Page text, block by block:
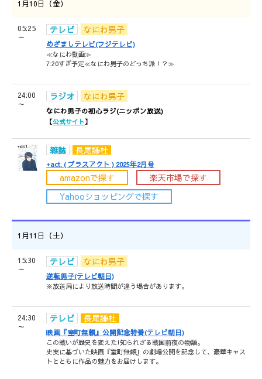
1月10日（金）
05:25
～
テレビ なにわ男子
めざましテレビ(フジテレビ)
≪なにわ動画≫
7:20すぎ予定≪なにわ男子のどっち派！？≫
24:00
～
ラジオ なにわ男子
なにわ男子の初心ラジ(ニッポン放送)
【公式サイト】
雑誌 長尾謙杜
+act. ( プラスアクト ) 2025年2月号
amazonで探す
楽天市場で探す
Yahooショッピングで探す
1月11日（土）
15:30
～
テレビ なにわ男子
逆転男子(テレビ朝日)
※放送局により放送時間が違う場合があります。
24:30
～
テレビ 長尾謙杜
映画『室町無頼』公開記念特番(テレビ朝日)
この戦いが歴史を変えた!知られざる戦国前夜の物語。
史実に基づいた映画『室町無頼』の劇場公開を記念して、豪華キャス
トとともに作品の魅力をお届けします。